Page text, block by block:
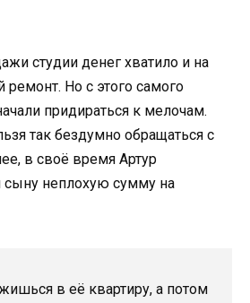
студии денег хватило и на
ремонт. Но с этого самого
придираться к мелочам.
так бездумно обращаться с
в своё время Артур
сыну неплохую сумму на
в её квартиру, а потом